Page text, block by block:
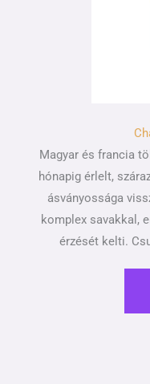
Magyar és francia
hónapig érlelt,
ásványossága
komplex savakkal,
érzését kelti.